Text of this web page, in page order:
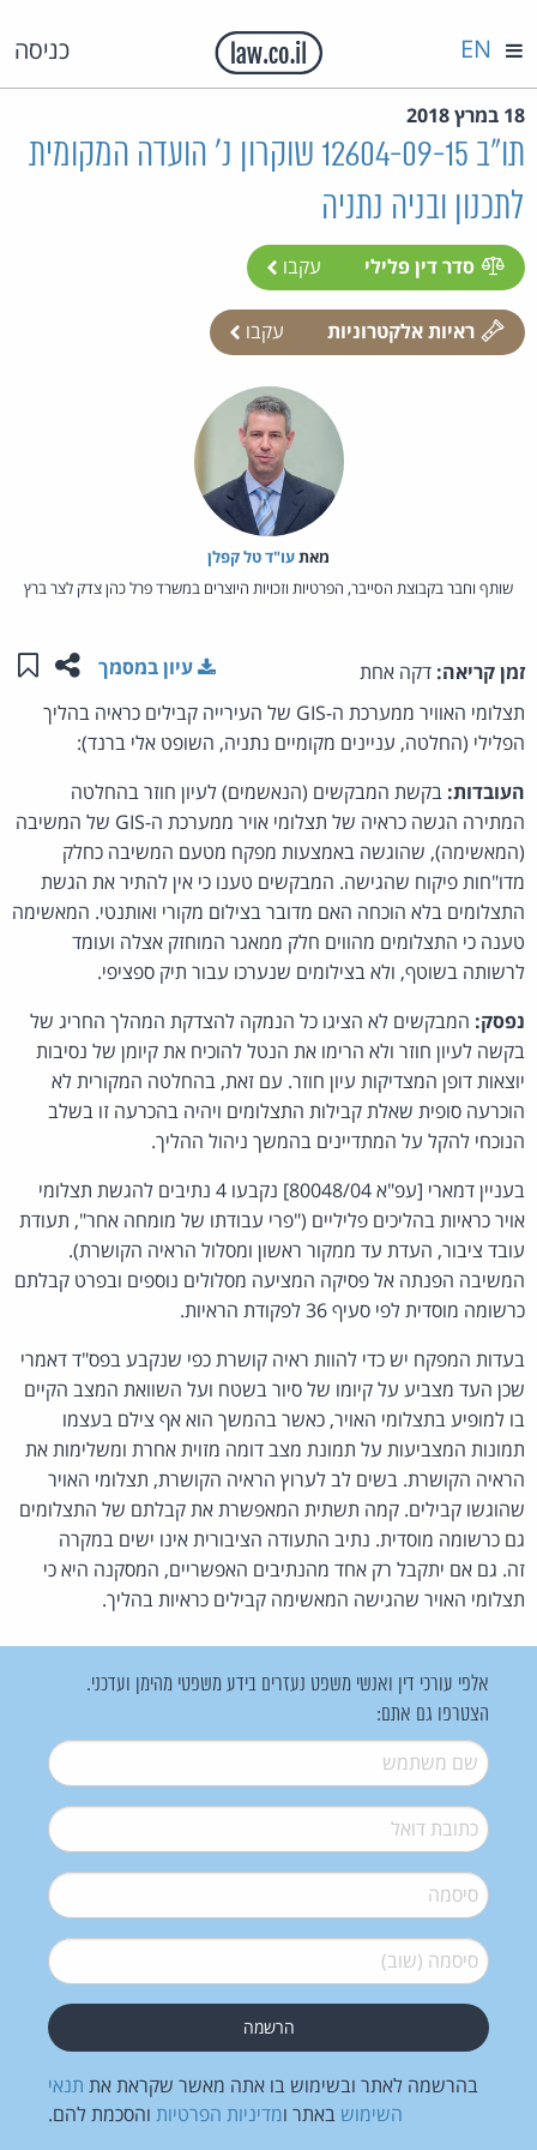
כניסה EN
18 במרץ 2018
תו"ב 12604-09-15 שוקרון נ' הועדה המקומית
לתכנון ובניה נתניה
סדר דין פלילי עקבו
ראיות אלקטרוניות עקבו
מאת‏עו"ד טל קפלן
שותף וחבר בקבוצת הסייבר, הפרטיות וזכויות היוצרים במשרד פרל כהן צדק לצר ברץ
זמן קריאה: דקה אחת שתפו
עיון במסמך
תצלומי האוויר ממערכת ה-GIS של העירייה קבילים כראיה בהליך
הפלילי (החלטה, עניינים מקומיים נתניה, השופט אלי ברנד):
העובדות: בקשת המבקשים (הנאשמים) לעיון חוזר בהחלטה
המתירה הגשה כראיה של תצלומי אויר ממערכת ה-GIS של המשיבה
(המאשימה), שהוגשה באמצעות מפקח מטעם המשיבה כחלק
מדו"חות פיקוח שהגישה. המבקשים טענו כי אין להתיר את הגשת
התצלומים בלא הוכחה האם מדובר בצילום מקורי ואותנטי. המאשימה
טענה כי התצלומים מהווים חלק ממאגר המוחזק אצלה ועומד
לרשותה בשוטף, ולא בצילומים שנערכו עבור תיק ספציפי.
נפסק: המבקשים לא הציגו כל הנמקה להצדקת המהלך החריג של
בקשה לעיון חוזר ולא הרימו את הנטל להוכיח את קיומן של נסיבות
יוצאות דופן המצדיקות עיון חוזר. עם זאת, בהחלטה המקורית לא
הוכרעה סופית שאלת קבילות התצלומים ויהיה בהכרעה זו בשלב
הנוכחי להקל על המתדיינים בהמשך ניהול ההליך.
בעניין דמארי [עפ"א 80048/04] נקבעו 4 נתיבים להגשת תצלומי
אויר כראיות בהליכים פליליים ("פרי עבודתו של מומחה אחר", תעודת
עובד ציבור, העדת עד ממקור ראשון ומסלול הראיה הקושרת).
המשיבה הפנתה אל פסיקה המציעה מסלולים נוספים ובפרט קבלתם
כרשומה מוסדית לפי סעיף 36 לפקודת הראיות.
בעדות המפקח יש כדי להוות ראיה קושרת כפי שנקבע בפס"ד דאמרי
שכן העד מצביע על קיומו של סיור בשטח ועל השוואת המצב הקיים
בו למופיע בתצלומי האויר, כאשר בהמשך הוא אף צילם בעצמו
תמונות המצביעות על תמונת מצב דומה מזוית אחרת ומשלימות את
הראיה הקושרת. בשים לב לערוץ הראיה הקושרת, תצלומי האויר
שהוגשו קבילים. קמה תשתית המאפשרת את קבלתם של התצלומים
גם כרשומה מוסדית. נתיב התעודה הציבורית אינו ישים במקרה
זה. גם אם יתקבל רק אחד מהנתיבים האפשריים, המסקנה היא כי
תצלומי האויר שהגישה המאשימה קבילים כראיות בהליך.
אלפי עורכי דין ואנשי משפט נעזרים בידע משפטי מהימן ועדכני.
הצטרפו גם אתם:
שם משתמש*
דואל*
סיסמה*
סיסמה (שוב)*
בהרשמה לאתר ובשימוש בו אתה מאשר שקראת את תנאי
השימוש באתר ומדיניות הפרטיות והסכמת להם.